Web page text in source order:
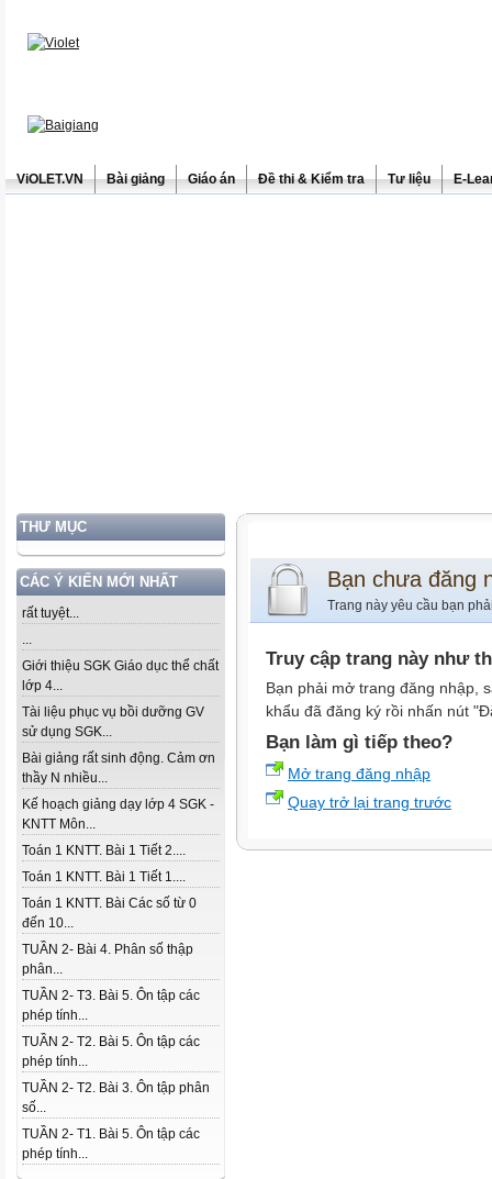
ViOLET.VN Bài giảng Giáo án Đề thi & Kiểm tra Tư liệu E-
THƯ MỤC
CÁC Ý KIẾN MỚI NHẤT
rất tuyệt...
...
Giới thiệu SGK Giáo dục thể chất
lớp 4...
Tài liệu phục vụ bồi dưỡng GV
sử dụng SGK...
Bài giảng rất sinh động. Cảm ơn
thầy N nhiều...
Kế hoạch giảng dạy lớp 4 SGK -
KNTT Môn...
Toán 1 KNTT. Bài 1 Tiết 2....
Toán 1 KNTT. Bài 1 Tiết 1....
Toán 1 KNTT. Bài Các số từ 0
đến 10...
TUẦN 2- Bài 4. Phân số thập
phân...
TUẦN 2- T3. Bài 5. Ôn tập các
phép tính...
TUẦN 2- T2. Bài 5. Ôn tập các
phép tính...
TUẦN 2- T2. Bài 3. Ôn tập phân
số...
TUẦN 2- T1. Bài 5. Ôn tập các
phép tính...
Bạn chưa đăng
Trang này yêu cầu bạn
Truy cập trang này như
Bạn phải mở trang đăng nhập,
khẩu đã đăng ký rồi nhấn nút
Bạn làm gì tiếp theo?
Mở trang đăng nhập
Quay trở lại trang trước